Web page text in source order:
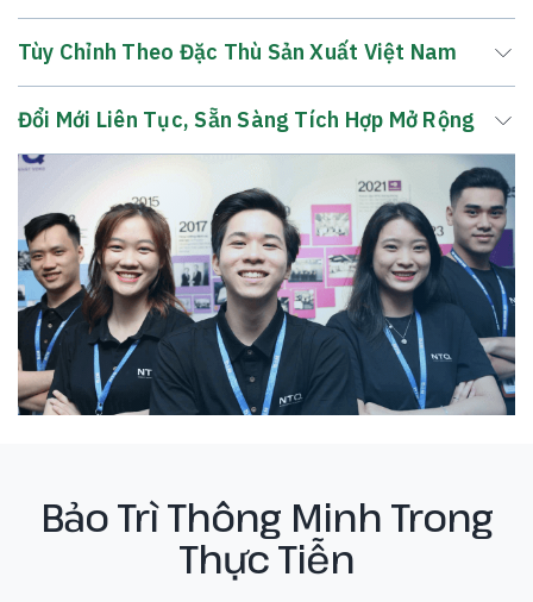
Tùy Chỉnh Theo Đặc Thù Sản Xuất Việt Nam
Đổi Mới Liên Tục, Sẵn Sàng Tích Hợp Mở Rộng
Bảo Trì Thông Minh Trong
Thực Tiễn